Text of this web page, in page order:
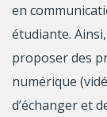
en
étudiante.
proposer des
numérique
d’échanger et